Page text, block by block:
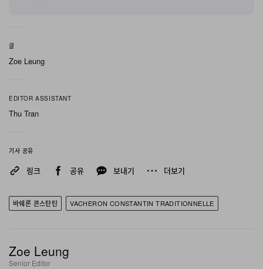
무브먼트는 총 480개의 부품과 64개의 주얼로 구성되며,
제네바 씰 인증을 획득하였다. 액티브 모드에서는 4일간의
시 버튼을 통해 두 모드 간 즉각적인 전환이 가능하며, 다이
토크를 4분의 1로 줄여주는 새롭게 개발된 더블 기어 스프
링 와인딩 메커니즘의 혜택을 받는다. 이러한 최적화는 최
신 버전에서 추가로 확보된 5일의 자율 구동 시간에 크게
미학적 측면에서 42mm Traditionnelle Twin Beat
글
Zoe Leung
EDITOR ASSISTANT
Thu Tran
기사 공유
링크 공유 보내기 더보기
바쉐론 콘스탄틴 VACHERON CONSTANTIN TRADITIONNELLE
Zoe Leung
Senior Editor